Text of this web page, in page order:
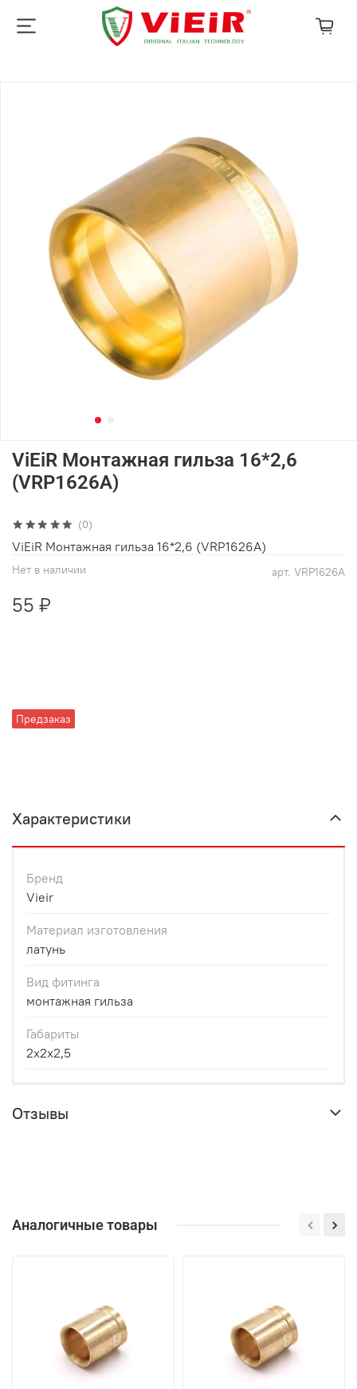
(0)
арт. VRP1626A
Нет в наличии
Предзаказ
ViEiR Монтажная гильза 16*2,6
(VRP1626A)
55 ₽
ViEiR Монтажная гильза 16*2,6 (VRP1626A)
Характеристики
Бренд
Vieir
Материал изготовления
латунь
Вид фитинга
монтажная гильза
Габариты
2x2x2,5
Отзывы
Аналогичные товары